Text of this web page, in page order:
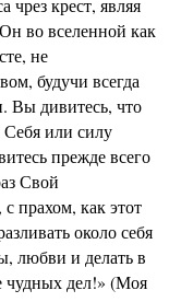
чрез крест, являя
во вселенной как
не
будучи всегда
Вы дивитесь, что
или силу
прежде всего
Свой
прахом, как этот
около себя
любви и делать в
чудных дел!» (Моя